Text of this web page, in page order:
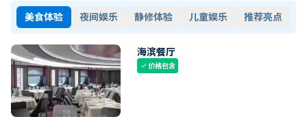
美食体验 夜间娱乐 静修体验 儿童娱乐 推荐亮点
海滨餐厅
check价格包含